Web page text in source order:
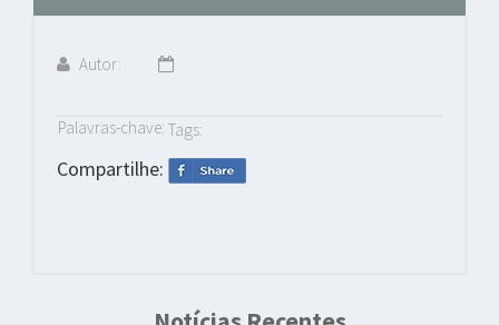
Autor:
Palavras-chave: Tags:
Compartilhe: